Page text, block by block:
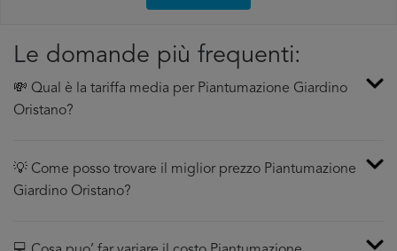
Le domande più frequenti:
💸 Qual è la tariffa media per Piantumazione Giardino
Oristano?
💡 Come posso trovare il miglior prezzo Piantumazione
Giardino Oristano?